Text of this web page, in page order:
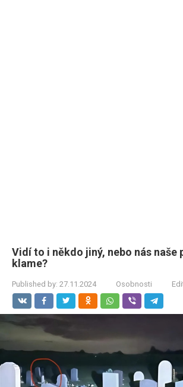
Vidí to i někdo jiný, nebo nás naše
klame?
Published by: 27.11.2024 Osobnosti